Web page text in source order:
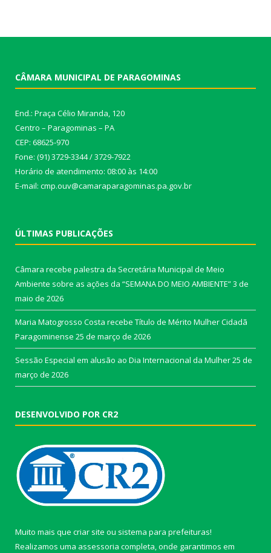
CÂMARA MUNICIPAL DE PARAGOMINAS
End.: Praça Célio Miranda, 120
Centro – Paragominas – PA
CEP: 68625-970
Fone: (91) 3729-3344 / 3729-7922
Horário de atendimento: 08:00 às 14:00
E-mail: cmp.ouv@camaraparagominas.pa.gov.br
ÚLTIMAS PUBLICAÇÕES
Câmara recebe palestra da Secretária Municipal de Meio
Ambiente sobre as ações da “SEMANA DO MEIO AMBIENTE”3 de
maio de 2026
Maria Matogrosso Costa recebe Título de Mérito Mulher Cidadã
Paragominense 25 de março de 2026
Sessão Especial em alusão ao Dia Internacional da Mulher25 de
março de 2026
DESENVOLVIDO POR CR2
Muito mais que criar site ou sistema para prefeituras!
Realizamos uma assessoria completa, onde garantimos em